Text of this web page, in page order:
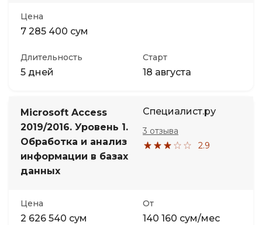
Цена
7 285 400 сум
Длительность
5 дней
Старт
18 августа
Microsoft Access
2019/2016. Уровень 1.
Обработка и анализ
информации в базах
данных
Специалист.ру
2.9
3 отзыва
Цена
2 626 540 сум
От
140 160 сум/мес